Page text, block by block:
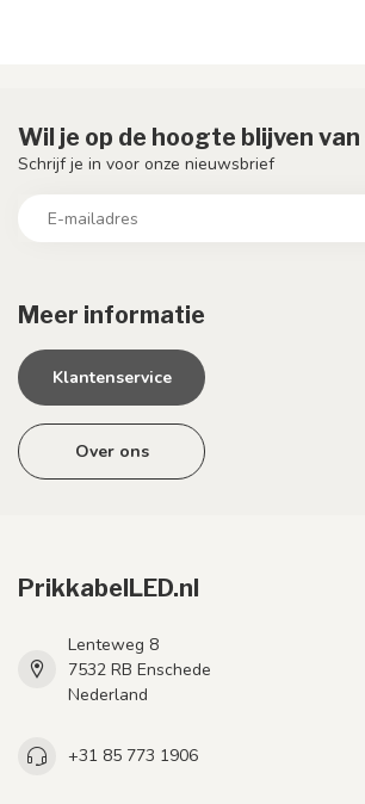
Meer informatie
Klantenservice
Over ons
Wil je op de hoogte blijven
Schrijf je in voor onze nieuwsbrief
PrikkabelLED.nl
Lenteweg 8
7532 RB Enschede
Nederland
+31 85 773 1906